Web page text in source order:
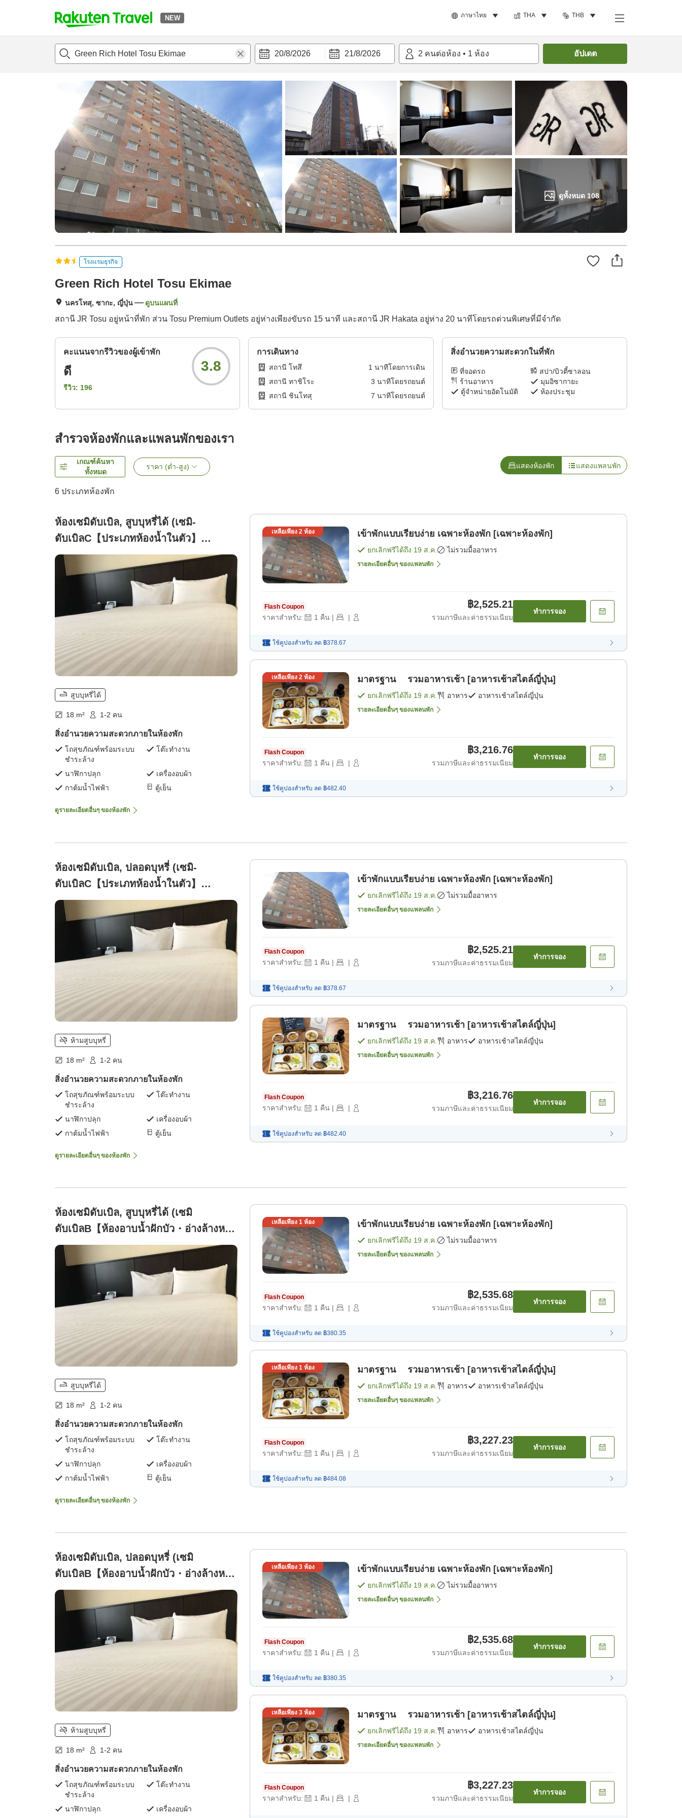
NEW ภาษาไทย THA THB
t
p
a
h
20/8/2026 21/8/2026 2 คนต่อห้อง • 1 ห้อง อัปเดต
ดูทั้งหมด 108
แนะนำที่พักห้องพักและแพลนพักรีวิวสิ่่งอำนวยความสะดวก ค้นหาห้องพัก
โรงแรมธุรกิจ
Green Rich Hotel Tosu Ekimae
นครโทสุ, ซากะ, ญี่ปุ่น ดูบนแผนที่
สถานี JR Tosu อยู่หน้าที่พัก ส่วน Tosu Premium Outlets อยู่ห่างเพียงขับรถ 15 นาที และสถานี JR Hakata อยู่ห่าง 20 นาทีโดยรถด่วนพิเศษที่มีจำกัด
คะแนนจากรีวิวของผู้เข้าพัก
ดี
รีวิว: 196
3.8
การเดินทาง
สถานี โทสึ 1 นาทีโดยการเดิน
สถานี ทาชิโระ
3 นาทีโดยรถยนต์
สถานี ชินโทสุ
7 นาทีโดยรถยนต์
สิ่งอำนวยความสะดวกในที่พัก
ที่จอดรถ
สปา/บิวตี้ซาลอน
ร้านอาหาร
มุมอิซากายะ
ตู้จำหน่ายอัตโนมัติ
ห้องประชุม
สำรวจห้องพักและแพลนพักของเรา
เกณฑ์ค้นหา
ทั้งหมด
ราคา (ต่ำ-สูง) แสดงห้องพัก แสดงแพลนพัก
6 ประเภทห้องพัก
ห้องเซมิดับเบิล, สูบบุหรี่ได้ (เซมิ-
ดับเบิลC【ประเภทห้องน้ำในตัว】
18ตารางเมตร)
สูบบุหรี่ได้
18 m² 1-2 คน
สิ่งอำนวยความสะดวกภายในห้องพัก
โถสุขภัณฑ์พร้อมระบบ
ชำระล้าง
โต๊ะทำงาน
นาฬิกาปลุก
เครื่องอบผ้า
กาต้มน้ำไฟฟ้า
ตู้เย็น
ดูรายละเอียดอื่นๆ ของห้องพัก
เหลือเพียง 2ห้อง เข้าพักแบบเรียบง่าย เฉพาะห้องพัก [เฉพาะห้องพัก]
ยกเลิกฟรีได้ถึง 19 ส.ค. ไม่รวมมื้ออาหาร
รายละเอียดอื่นๆ ของแพลนพัก
Flash Coupon
ราคาสำหรับ: 1 คืน | |
฿2,525.21
รวมภาษีและค่าธรรมเนียม
ทำการจอง
ใช้คูปองสำหรับ ลด ฿378.67
เหลือเพียง 2ห้อง มาตรฐาน รวมอาหารเช้า [อาหารเช้าสไตล์ญี่ปุ่น]
ยกเลิกฟรีได้ถึง 19 ส.ค. อาหาร อาหารเช้าสไตล์ญี่ปุ่น
รายละเอียดอื่นๆ ของแพลนพัก
Flash Coupon
ราคาสำหรับ: 1 คืน | |
฿3,216.76
รวมภาษีและค่าธรรมเนียม
ทำการจอง
ใช้คูปองสำหรับ ลด ฿482.40
ห้องเซมิดับเบิล, ปลอดบุหรี่ (เซมิ-
ดับเบิลC【ประเภทห้องน้ำในตัว】
18ตารางเมตร)
ห้ามสูบบุหรี่
18 m² 1-2 คน
สิ่งอำนวยความสะดวกภายในห้องพัก
โถสุขภัณฑ์พร้อมระบบ
ชำระล้าง
โต๊ะทำงาน
นาฬิกาปลุก
เครื่องอบผ้า
กาต้มน้ำไฟฟ้า
ตู้เย็น
ดูรายละเอียดอื่นๆ ของห้องพัก
เข้าพักแบบเรียบง่าย เฉพาะห้องพัก [เฉพาะห้องพัก]
ยกเลิกฟรีได้ถึง 19 ส.ค. ไม่รวมมื้ออาหาร
รายละเอียดอื่นๆ ของแพลนพัก
Flash Coupon
ราคาสำหรับ: 1 คืน | |
฿2,525.21
รวมภาษีและค่าธรรมเนียม
ทำการจอง
ใช้คูปองสำหรับ ลด ฿378.67
มาตรฐาน รวมอาหารเช้า [อาหารเช้าสไตล์ญี่ปุ่น]
ยกเลิกฟรีได้ถึง 19 ส.ค. อาหาร อาหารเช้าสไตล์ญี่ปุ่น
รายละเอียดอื่นๆ ของแพลนพัก
Flash Coupon
ราคาสำหรับ: 1 คืน | |
฿3,216.76
รวมภาษีและค่าธรรมเนียม
ทำการจอง
ใช้คูปองสำหรับ ลด ฿482.40
ห้องเซมิดับเบิล, สูบบุหรี่ได้ (เซมิ
ดับเบิลB【ห้องอาบน้ำฝักบัว・อ่างล้างหน้า
แยก】18ตารางเมตร)
สูบบุหรี่ได้
18 m² 1-2 คน
สิ่งอำนวยความสะดวกภายในห้องพัก
โถสุขภัณฑ์พร้อมระบบ
ชำระล้าง
โต๊ะทำงาน
นาฬิกาปลุก
เครื่องอบผ้า
กาต้มน้ำไฟฟ้า
ตู้เย็น
ดูรายละเอียดอื่นๆ ของห้องพัก
เหลือเพียง 1 ห้อง เข้าพักแบบเรียบง่าย เฉพาะห้องพัก [เฉพาะห้องพัก]
ยกเลิกฟรีได้ถึง 19 ส.ค. ไม่รวมมื้ออาหาร
รายละเอียดอื่นๆ ของแพลนพัก
Flash Coupon
ราคาสำหรับ: 1 คืน | |
฿2,535.68
รวมภาษีและค่าธรรมเนียม
ทำการจอง
ใช้คูปองสำหรับ ลด ฿380.35
เหลือเพียง 1 ห้อง มาตรฐาน รวมอาหารเช้า [อาหารเช้าสไตล์ญี่ปุ่น]
ยกเลิกฟรีได้ถึง 19 ส.ค. อาหาร อาหารเช้าสไตล์ญี่ปุ่น
รายละเอียดอื่นๆ ของแพลนพัก
Flash Coupon
ราคาสำหรับ: 1 คืน | |
฿3,227.23
รวมภาษีและค่าธรรมเนียม
ทำการจอง
ใช้คูปองสำหรับ ลด ฿484.08
ห้องเซมิดับเบิล, ปลอดบุหรี่ (เซมิ
ดับเบิลB【ห้องอาบน้ำฝักบัว・อ่างล้างหน้า
แยก】18ตารางเมตร)
ห้ามสูบบุหรี่
18 m² 1-2 คน
สิ่งอำนวยความสะดวกภายในห้องพัก
โถสุขภัณฑ์พร้อมระบบ
ชำระล้าง
โต๊ะทำงาน
นาฬิกาปลุก เครื่องอบผ้า
เหลือเพียง 3ห้อง เข้าพักแบบเรียบง่าย เฉพาะห้องพัก [เฉพาะห้องพัก]
ยกเลิกฟรีได้ถึง 19 ส.ค. ไม่รวมมื้ออาหาร
รายละเอียดอื่นๆ ของแพลนพัก
Flash Coupon
ราคาสำหรับ: 1 คืน | |
฿2,535.68
รวมภาษีและค่าธรรมเนียม
ทำการจอง
ใช้คูปองสำหรับ ลด ฿380.35
เหลือเพียง 3ห้อง มาตรฐาน รวมอาหารเช้า [อาหารเช้าสไตล์ญี่ปุ่น]
ยกเลิกฟรีได้ถึง 19 ส.ค. อาหาร อาหารเช้าสไตล์ญี่ปุ่น
รายละเอียดอื่นๆ ของแพลนพัก
Flash Coupon
ราคาสำหรับ: 1 คืน | |
฿3,227.23
รวมภาษีและค่าธรรมเนียม
ทำการจอง